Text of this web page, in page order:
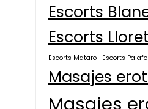
Escorts
Escorts
Escorts Mataro Escorts
Masajes
Masajes